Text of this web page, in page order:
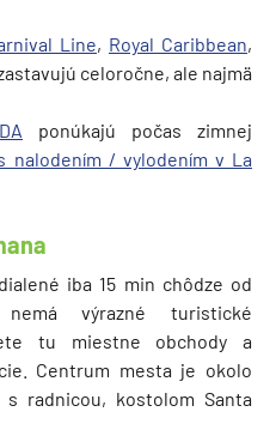
Line, Royal Caribbean,
celoročne, ale najmä
ponúkajú počas zimnej
nalodením / vylodením v La
iba 15 min chôdze od
výrazné turistické
tu miestne obchody a
Centrum mesta je okolo
s radnicou, kostolom Santa